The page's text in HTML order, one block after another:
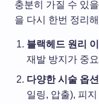
충분히 가질 수 있
을 다시 한번 정리
블랙헤드 원리
재발 방지가 중
다양한 시술 옵
일링, 압출), 피